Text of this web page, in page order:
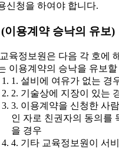
신청을 하여야 합니다.
이용계약 승낙의 유보)
육정보원은 다음 각 호에
이용계약의 승낙을 유보
1. 설비에 여유가 없는 경
2. 기술상에 지장이 있는
3. 이용계약을 신청한 사
인 자로 친권자의 동의를
을 경우
4. 기타 교육정보원이 서